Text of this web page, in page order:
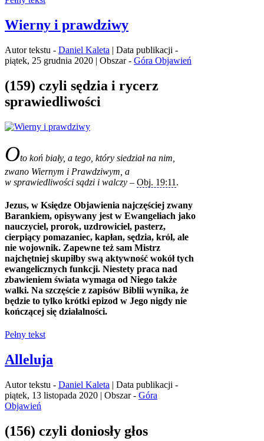
Wierny i prawdziwy
Autor tekstu - Daniel Kaleta | Data publikacji -
piątek, 25 grudnia 2020 | Obszar - Góra Objawień
(159) czyli sędzia i rycerz
sprawiedliwości
Oto koń biały, a tego, który siedział na nim,
zwano Wiernym i Prawdziwym, a
w sprawiedliwości sądzi i walczy – Obj. 19:11 .
Jezus, w Księdze Objawienia najczęściej zwany
Barankiem, opisywany jest w Ewangeliach jako
nauczyciel, prorok, uzdrowiciel, pasterz,
cierpiący pomazaniec, kapłan, sędzia, król, ale
nie wojownik. Zapewne też sam Mistrz
najchętniej skupiłby swą aktywność wokół tych
ewangelicznych funkcji. Niestety praca nad
zbawieniem świata wymaga od Niego także
walki. Na szczęście z zapisów Biblii wynika, że
będzie to tylko krótki epizod w Jego nigdy nie
kończącej się działalności.
Pełny tekst
Alleluja
Autor tekstu - Daniel Kaleta | Data publikacji -
piątek, 13 listopada 2020 | Obszar - Góra
Objawień
(156) czyli doniosły głos